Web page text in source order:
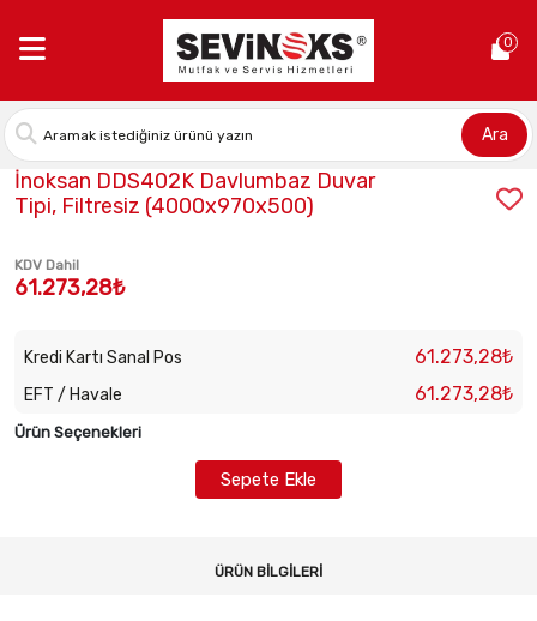
0
Ara
Stok Kodu:INO-DDS402K
İnoksan DDS402K Davlumbaz Duvar
Tipi, Filtresiz (4000x970x500)
KDV Dahil
61.273,28₺
Kredi Kartı Sanal Pos 61.273,28₺
EFT / Havale 61.273,28₺
Ürün Seçenekleri
Sepete Ekle
ÜRÜN BILGILERI